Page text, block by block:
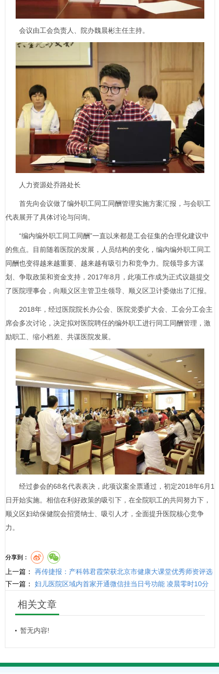
会议由工会负责人、院办魏晨彬主任主持。
人力资源处乔路处长
首先向会议做了编外职工同工同酬管理实施方案汇报，与会职工
代表展开了具体讨论与问询。
“编内编外职工同工同酬”一直以来都是工会征集的合理化建议中
的焦点。目前随着医院的发展，人员结构的变化，编内编外职工同工
同酬也变得越来越重要、越来越有吸引力和竞争力。院领导多方谋
划、争取政策和资金支持，2017年8月，此项工作成为正式议题提交
了医院理事会，向顺义区主管卫生领导、顺义区卫计委做出了汇报。
2018年，经过医院院长办公会、医院党委扩大会、工会分工会主
席会多次讨论，决定拟对医院聘任的编外职工进行同工同酬管理，激
励职工、缩小档差、共谋医院发展。
经过参会的68名代表表决，此项议案全票通过，初定2018年6月1
日开始实施。相信在利好政策的吸引下，在全院职工的共同努力下，
顺义区妇幼保健院会招贤纳士、吸引人才，全面提升医院核心竞争
力。
分享到：
上一篇：
再传捷报：产科韩君霞荣获北京市健康大课堂优秀师资评选
二等奖
下一篇：
妇儿医院区域内首家开通微信挂当日号功能 凌晨零时10分
相关文章
暂无内容!